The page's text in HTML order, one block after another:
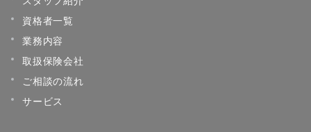
資格者一覧
業務内容
取扱保険会社
ご相談の流れ
サービス